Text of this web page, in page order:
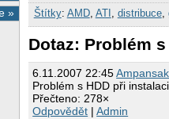
»
Štítky: AMD, ATI distribuce,
Dotaz: Problém
6.11.2007 22:45
Problém s HDD při
Přečteno: 278×
Odpovědět |Admin